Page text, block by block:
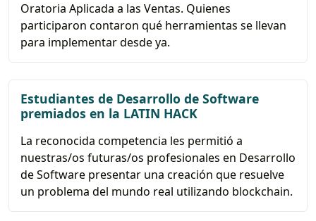
Oratoria Aplicada a las Ventas. Quienes
participaron contaron qué herramientas se llevan
para implementar desde ya.
Estudiantes de Desarrollo de Software
premiados en la LATIN HACK
La reconocida competencia les permitió a
nuestras/os futuras/os profesionales en Desarrollo
de Software presentar una creación que resuelve
un problema del mundo real utilizando blockchain.